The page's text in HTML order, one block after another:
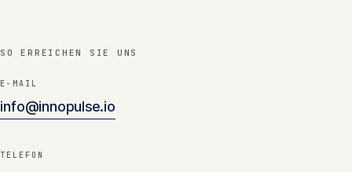
English Deutsch
SO ERREICHEN SIE UNS
E-MAIL
info@innopulse.io
TELEFON